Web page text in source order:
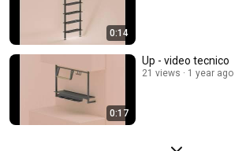
0:14
0:17
Up - video tecnico
21 views 1 year ago